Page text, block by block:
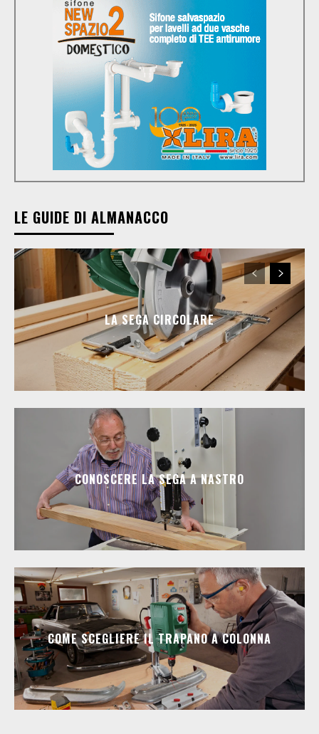
LE GUIDE DI ALMANACCO
LA SEGA CIRCOLARE
CONOSCERE LA SEGA A NASTRO
COME SCEGLIERE IL TRAPANO A COLONNA